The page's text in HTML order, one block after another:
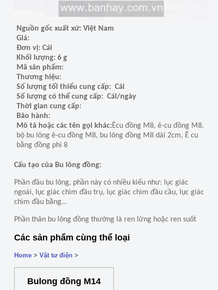
Nguồn gốc xuất xứ: Việt Nam
Giá:
Đơn vị: Cái
Khối lượng: 6 g
Mã sản phẩm:
Thương hiệu:
Số lượng tối thiểu cung cấp: Cái
Số lượng có thể cung cấp: Cái/ngày
Thời gian cung cấp:
Bảo hành:
Mô tả hoặc các tên gọi khác:Êcu đồng M8, ê-cu đồng M8,
bộ bu lông ê-cu đồng M8, bu lông đồng M8 dài 2cm, Ê cu
bằng đồng phi 8
Cấu tạo của Bu lông đồng:
Phần đầu bu lông, phần này có nhiều kiểu như: lục giác
ngoài, lục giác chìm đầu trụ, lục giác chìm đầu cầu, lục giác
chìm đầu bằng…
Phần thân bu lông đồng thường là ren lửng hoặc ren suốt
Các sản phẩm cùng thể loại
Home > Vật tư điện >
Bulong đồng M14